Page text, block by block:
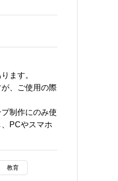
ます。
、ご使用の際
制作にのみ使
PCやスマホ
教育